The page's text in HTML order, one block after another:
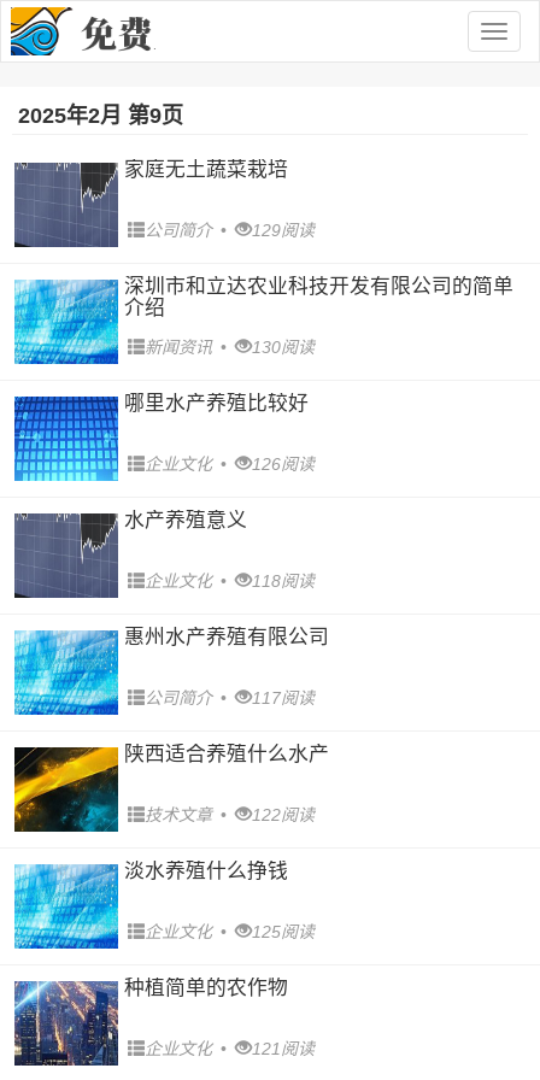
2025年2月 第9页
家庭无土蔬菜栽培
公司简介 • 129阅读
深圳市和立达农业科技开发有限公司的简单
介绍
新闻资讯 • 130阅读
哪里水产养殖比较好
企业文化 • 126阅读
水产养殖意义
企业文化 • 118阅读
惠州水产养殖有限公司
公司简介 • 117阅读
陕西适合养殖什么水产
技术文章 • 122阅读
淡水养殖什么挣钱
企业文化 • 125阅读
种植简单的农作物
企业文化 • 121阅读